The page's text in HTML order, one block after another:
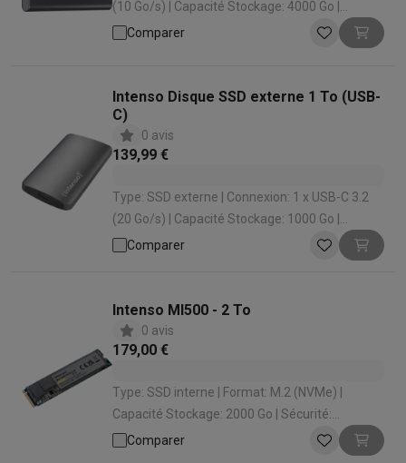
(10 Go/s) | Capacité Stockage: 4000 Go |
Vitesse de lecture: 1050 Mo | Vitesse d'écriture:
Comparer
Intenso Disque SSD externe 1 To (USB-
C)
0 avis
139,99 €
Type: SSD externe | Connexion: 1 x USB-C 3.2
(20 Go/s) | Capacité Stockage: 1000 Go |
Vitesse de lecture: 2100 Mo | Couleur: Gris
Comparer
Intenso MI500 - 2 To
0 avis
179,00 €
Type: SSD interne | Format: M.2 (NVMe) |
Capacité Stockage: 2000 Go | Sécurité:
Résistant aux chocs
Comparer